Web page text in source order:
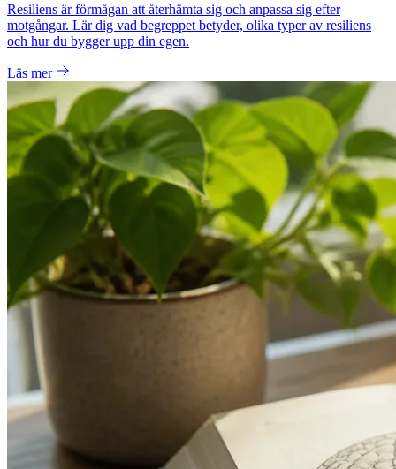
Resiliens är förmågan att återhämta sig och anpassa sig efter
motgångar. Lär dig vad begreppet betyder, olika typer av resiliens
och hur du bygger upp din egen.
Läs mer